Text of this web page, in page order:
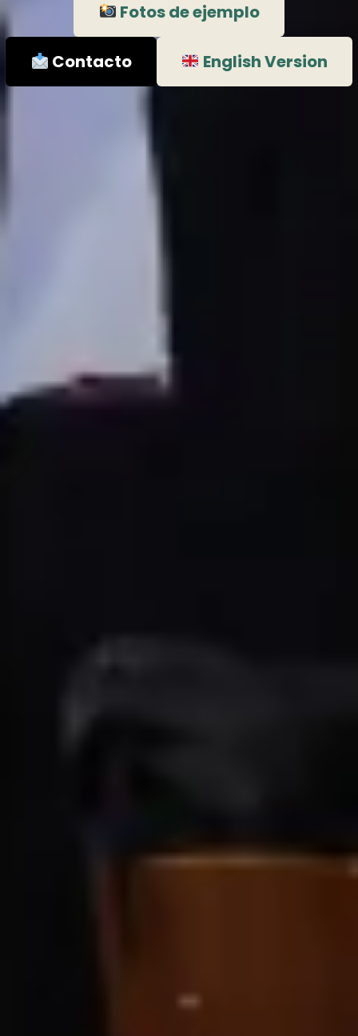
Fotos de ejemplo
Contacto English Version